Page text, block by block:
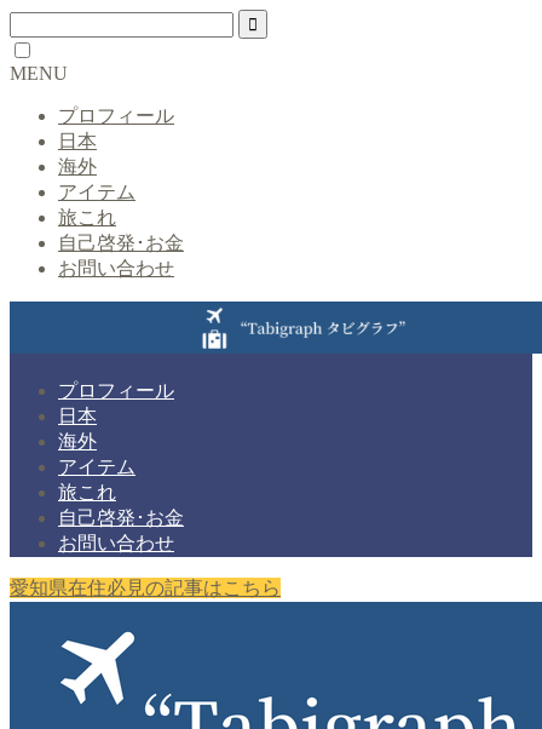
MENU
プロフィール
日本
海外
アイテム
旅これ
自己啓発･お金
お問い合わせ
プロフィール
日本
海外
アイテム
旅これ
自己啓発･お金
お問い合わせ
愛知県在住必見の記事はこちら